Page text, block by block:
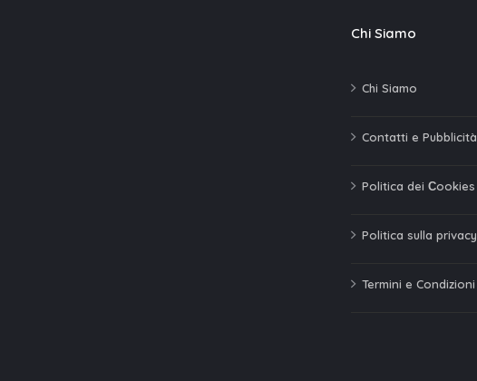
Chi Siamo
Chi Siamo
Contatti e Pubblicità
Politica dei Сookies
Politica sulla privacy
Termini e Condizioni